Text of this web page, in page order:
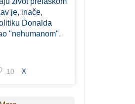
je, inače,
Donalda
"nehumanom".
10 X